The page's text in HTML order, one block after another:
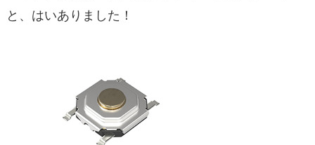
と、はいありました！